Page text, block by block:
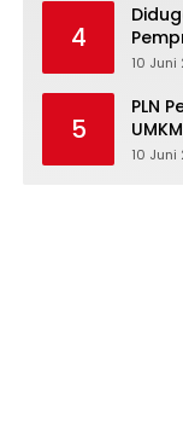
4
10 Juni
5
‎PLN
10 Juni